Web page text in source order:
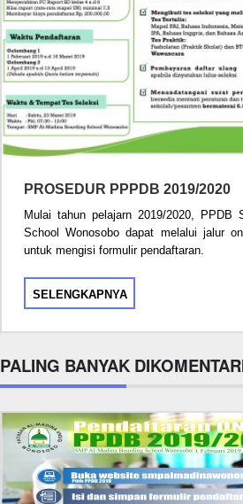
PROSEDUR PPPDB 2019/2020
Mulai tahun pelajarn 2019/2020, PPDB
School Wonosobo dapat melalui jalur
untuk mengisi formulir pendaftaran.
SELENGKAPNYA
PALING BANYAK